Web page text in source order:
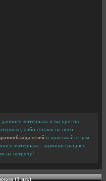
данного материала и вы против
либо ссылок на него -
и присылайте нам
материала - администрация с
на встречу!
(1 шт.)